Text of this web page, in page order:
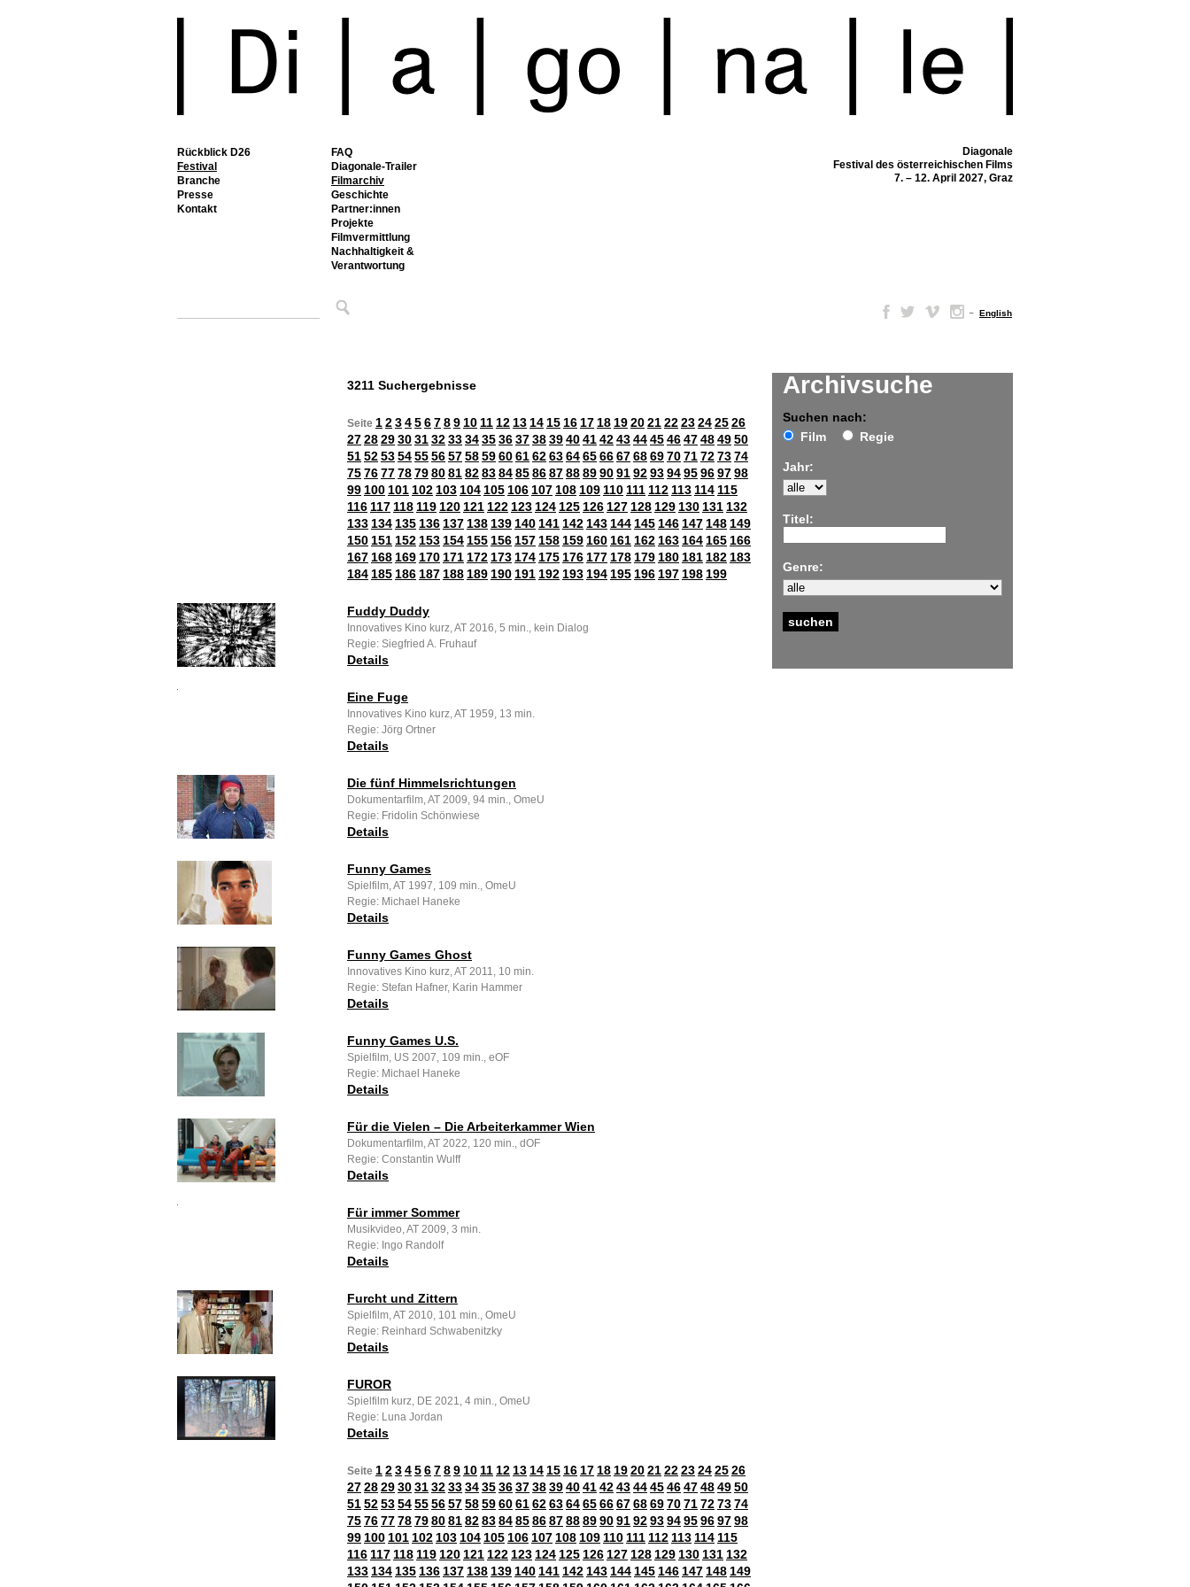
Rückblick D26
Festival
FAQ
Diagonale-Trailer
Filmarchiv
Geschichte
Partner:innen
Projekte
Filmvermittlung
Nachhaltigkeit &
Verantwortung
Branche
Presse
Kontakt
Diagonale
Festival des österreichischen Films
7. – 12. April 2027, Graz
– English
Archivsuche
Suchen nach:
Film
Regie
Jahr:
Titel:
Genre:
3211 Suchergebnisse
Seite 123456789 10 11 12 13 14 15 16 17 18 1920212223242526
272829303132333435363738394041424344454647484950
515253545556575859606162636465666768697071727374
757677787980818283848586878889909192939495969798
99 100 101 102 103 104 105 106 107 108 109 110 111 112 113 114 115
116 117 118 119 120 121 122 123 124 125 126 127 128 129 130 131 132
133 134 135 136 137 138 139 140 141 142 143 144 145 146 147 148 149
150 151 152 153 154 155 156 157 158 159 160 161 162 163 164 165 166
167 168 169 170 171 172 173 174 175 176 177 178 179 180 181 182 183
184 185 186 187 188 189 190 191 192 193 194 195 196 197 198 199
Fuddy Duddy
Innovatives Kino kurz, AT 2016, 5 min., kein Dialog
Regie: Siegfried A. Fruhauf
Details
Eine Fuge
Innovatives Kino kurz, AT 1959, 13 min.
Regie: Jörg Ortner
Details
Die fünf Himmelsrichtungen
Dokumentarfilm, AT 2009, 94 min., OmeU
Regie: Fridolin Schönwiese
Details
Funny Games
Spielfilm, AT 1997, 109 min., OmeU
Regie: Michael Haneke
Details
Funny Games Ghost
Innovatives Kino kurz, AT 2011, 10 min.
Regie: Stefan Hafner, Karin Hammer
Details
Funny Games U.S.
Spielfilm, US 2007, 109 min., eOF
Regie: Michael Haneke
Details
Für die Vielen – Die Arbeiterkammer Wien
Dokumentarfilm, AT 2022, 120 min., dOF
Regie: Constantin Wulff
Details
Für immer Sommer
Musikvideo, AT 2009, 3 min.
Regie: Ingo Randolf
Details
Furcht und Zittern
Spielfilm, AT 2010, 101 min., OmeU
Regie: Reinhard Schwabenitzky
Details
FUROR
Spielfilm kurz, DE 2021, 4 min., OmeU
Regie: Luna Jordan
Details
Seite 123456789 10 11 12 13 14 15 16 17 18 1920212223242526
272829303132333435363738394041424344454647484950
515253545556575859606162636465666768697071727374
757677787980818283848586878889909192939495969798
99 100 101 102 103 104 105 106 107 108 109 110 111 112 113 114 115
116 117 118 119 120 121 122 123 124 125 126 127 128 129 130 131 132
133 134 135 136 137 138 139 140 141 142 143 144 145 146 147 148 149